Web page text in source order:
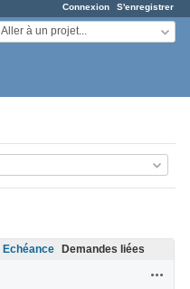
Connexion S'enregistrer
Aller à un projet...
Echéance Demandes liées